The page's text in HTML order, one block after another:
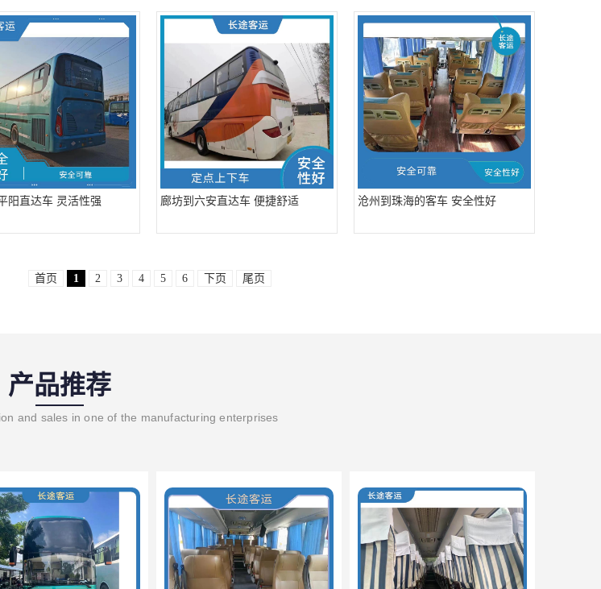
阳直达车 灵活性强 廊坊到六安直达车 便捷舒适 沧州到珠海的客车 安全性好
首页 1 2 3 4 5 6 下页 尾页
产品推荐
and sales in one of the manufacturing enterprises